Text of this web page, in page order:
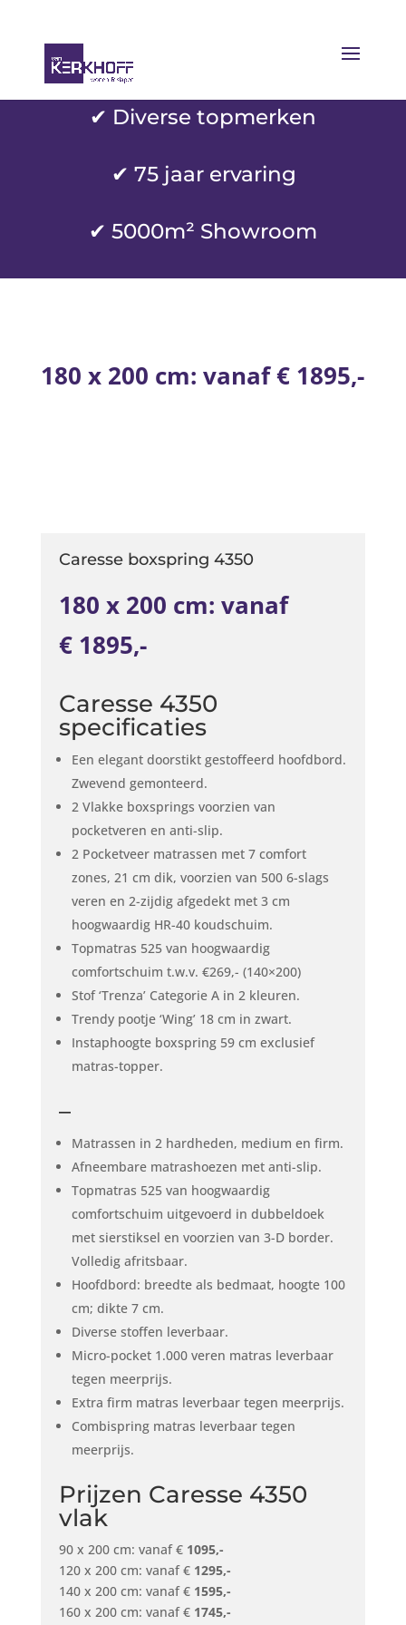
✔ Diverse topmerken
✔ 75 jaar ervaring
✔ 5000m² Showroom
180 x 200 cm: vanaf € 1895,-
Caresse boxspring 4350
180 x 200 cm: vanaf
€ 1895,-
Caresse 4350
specificaties
Een elegant doorstikt gestoffeerd hoofdbord.
Zwevend gemonteerd.
2 Vlakke boxsprings voorzien van
pocketveren en anti-slip.
2 Pocketveer matrassen met 7 comfort
zones, 21 cm dik, voorzien van 500 6-slags
veren en 2-zijdig afgedekt met 3 cm
hoogwaardig HR-40 koudschuim.
Topmatras 525 van hoogwaardig
comfortschuim t.w.v. €269,- (140×200)
Stof ‘Trenza’ Categorie A in 2 kleuren.
Trendy pootje ‘Wing’ 18 cm in zwart.
Instaphoogte boxspring 59 cm exclusief
matras-topper.
–
Matrassen in 2 hardheden, medium en firm.
Afneembare matrashoezen met anti-slip.
Topmatras 525 van hoogwaardig
comfortschuim uitgevoerd in dubbeldoek
met sierstiksel en voorzien van 3-D border.
Volledig afritsbaar.
Hoofdbord: breedte als bedmaat, hoogte 100
cm; dikte 7 cm.
Diverse stoffen leverbaar.
Micro-pocket 1.000 veren matras leverbaar
tegen meerprijs.
Extra firm matras leverbaar tegen meerprijs.
Combispring matras leverbaar tegen
meerprijs.
Prijzen Caresse 4350
vlak
90 x 200 cm: vanaf € 1095,-
120 x 200 cm: vanaf € 1295,-
140 x 200 cm: vanaf € 1595,-
160 x 200 cm: vanaf € 1745,-